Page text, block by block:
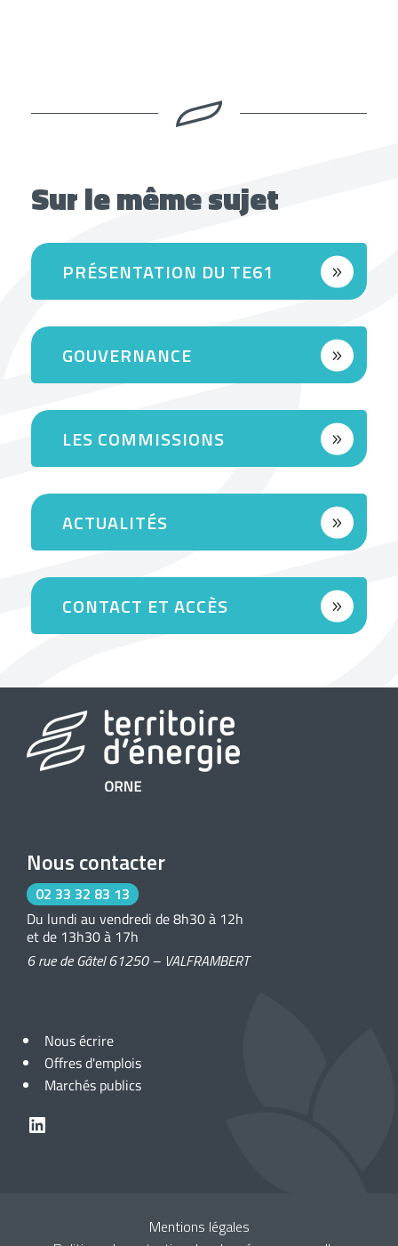
Sur le même sujet
PRÉSENTATION DU TE61
GOUVERNANCE
LES COMMISSIONS
ACTUALITÉS
CONTACT ET ACCÈS
Nous contacter
02 33 32 83 13
Du lundi au vendredi de 8h30 à 12h
et de 13h30 à 17h
6 rue de Gâtel 61250 – VALFRAMBERT
Nous écrire
Offres d'emplois
Marchés publics
LinkedIn
Mentions légales